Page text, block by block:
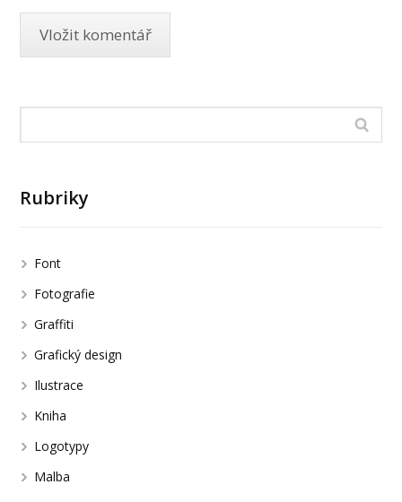
Rubriky
Font
Fotografie
Graffiti
Grafický design
Ilustrace
Kniha
Logotypy
Malba